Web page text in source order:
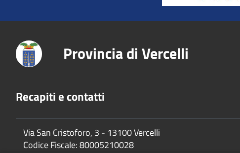
Provincia di Vercelli
Recapiti e contatti
Via San Cristoforo, 3 - 13100 Vercelli
Codice Fiscale:80005210028